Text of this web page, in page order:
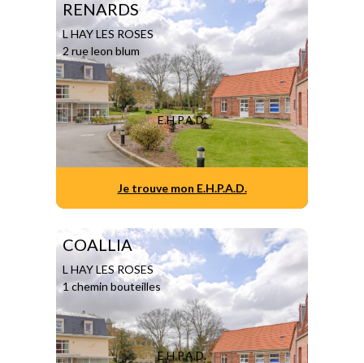
RENARDS
L HAY LES ROSES
2 rue leon blum
E.H.P.A.D.
Je trouve mon E.H.P.A.D.
COALLIA
L HAY LES ROSES
1 chemin bouteilles
E.H.P.A.D.